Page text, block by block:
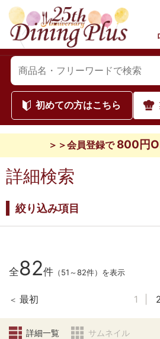
初めての方はこちら
＞＞会員登録で 800円
詳細検索
絞り込み項目
全82件 （51～82件）を表示
最初 1 2
詳細一覧 サムネイル